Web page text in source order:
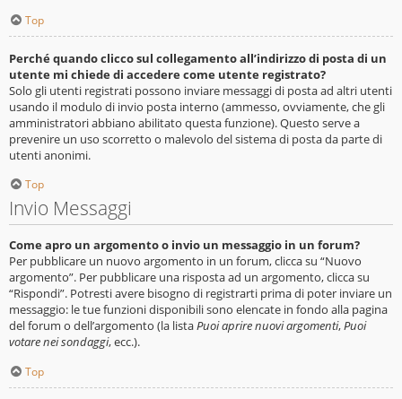
Top
Perché quando clicco sul collegamento all’indirizzo di posta di un
utente mi chiede di accedere come utente registrato?
Solo gli utenti registrati possono inviare messaggi di posta ad altri utenti
usando il modulo di invio posta interno (ammesso, ovviamente, che gli
amministratori abbiano abilitato questa funzione). Questo serve a
prevenire un uso scorretto o malevolo del sistema di posta da parte di
utenti anonimi.
Top
Invio Messaggi
Come apro un argomento o invio un messaggio in un forum?
Per pubblicare un nuovo argomento in un forum, clicca su “Nuovo
argomento”. Per pubblicare una risposta ad un argomento, clicca su
“Rispondi”. Potresti avere bisogno di registrarti prima di poter inviare un
messaggio: le tue funzioni disponibili sono elencate in fondo alla pagina
del forum o dell’argomento (la listaPuoi aprire nuovi argomenti,Puoi
votare nei sondaggi, ecc.).
Top